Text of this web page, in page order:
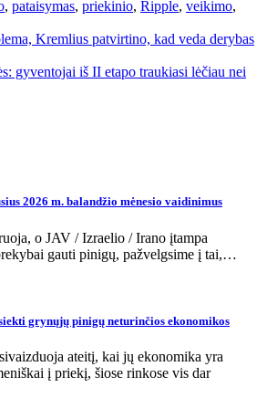
, pataisymas, priekinio, Ripple, veikimo,
Kremlius patvirtino, kad veda derybas
gyventojai iš II etapo traukiasi lėčiau nei
2026 m. balandžio mėnesio vaidinimus
o JAV / Izraelio / Irano įtampa
gauti pinigų, pažvelgsime į tai,…
grynųjų pinigų neturinčios ekonomikos
ateitį, kai jų ekonomika yra
į priekį, šiose rinkose vis dar